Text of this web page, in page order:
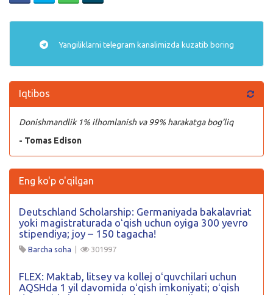
Yangiliklarni telegram kanalimizda kuzatib boring
Iqtibos
Donishmandlik 1% ilhomlanish va 99% harakatga bog’liq
- Tomas Edison
Eng ko'p o'qilgan
Deutschland Scholarship: Germaniyada bakalavriat
yoki magistraturada oʻqish uchun oyiga 300 yevro
stipendiya; joy – 150 tagacha!
Barcha soha | 301997
FLEX: Maktab, litsey va kollej oʻquvchilari uchun
AQSHda 1 yil davomida oʻqish imkoniyati; oʻqish